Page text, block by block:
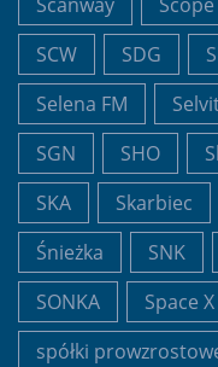
Scanway
SCW
SDG
Selena FM
SGN
SHO
SKA
Skarbiec
Śnieżka
SNK
SONKA
Space X
spółki